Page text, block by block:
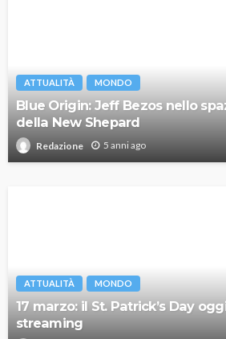
ATTUALITÀ MONDO
Blue Origin: Jeff Bezos nello
della New Shepard
Redazione 5 anni ago
ATTUALITÀ MONDO
17 marzo: il St. Patrick’s Day
streaming